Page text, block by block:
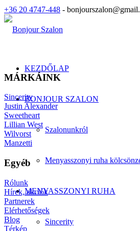
+36 20 4747-448 -
KEZDŐLAP
BONJOUR SZALON
Szalonunkról
Menyasszonyi ruha
MENYASSZONYI RUHA
Sincerity
MÁRKÁINK
Sincerity
Justin Alexander
Sweetheart
Lillian West
Wilvorst
Manzetti
Egyéb
Rólunk
Hírek, akciók
Partnerek
Elérhetőségek
Blog
Térkép